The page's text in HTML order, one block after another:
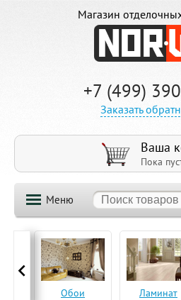
Магазин
+7 (499)
Заказать
Ваша
Пока
Меню
Обои Ламинат